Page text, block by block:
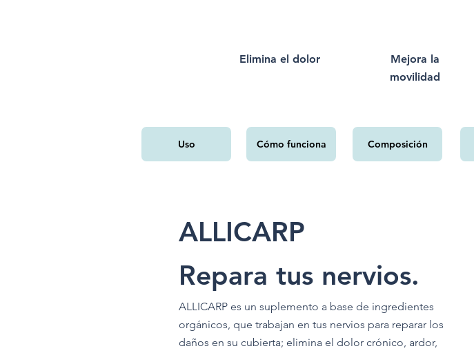
Elimina el dolor
Mejora la
movilidad
Uso Cómo funciona Composición
ALLICARP
Repara tus nervios.
ALLICARP es un suplemento a base de ingredientes
orgánicos, que trabajan en tus nervios para reparar los
daños en su cubierta; elimina el dolor crónico, ardor,